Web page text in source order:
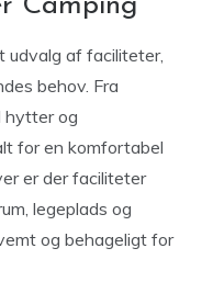
Camping
udvalg af faciliteter,
behov. Fra
hytter og
for en komfortabel
er der faciliteter
legeplads og
og behageligt for